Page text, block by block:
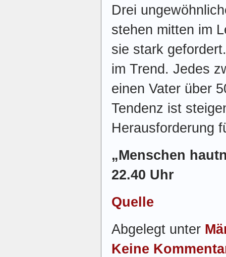
Drei
stehen mitten im
sie stark
im Trend. Jedes
einen Vater über
Tendenz ist
Herausforderung
„Menschen
22.40 Uhr
Quelle
Abgelegt unter
Keine